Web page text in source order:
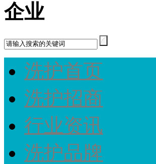
企业
洗护首页
洗护招商
行业资讯
洗护品牌